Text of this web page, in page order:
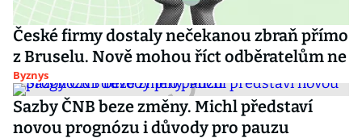
České firmy dostaly nečekanou zbraň přímo
z Bruselu. Nově mohou říct odběratelům ne
Byznys
Sazby ČNB beze změny. Michl představí
novou prognózu i důvody pro pauzu